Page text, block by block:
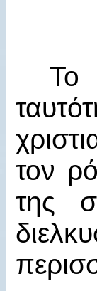
Το
τον
της